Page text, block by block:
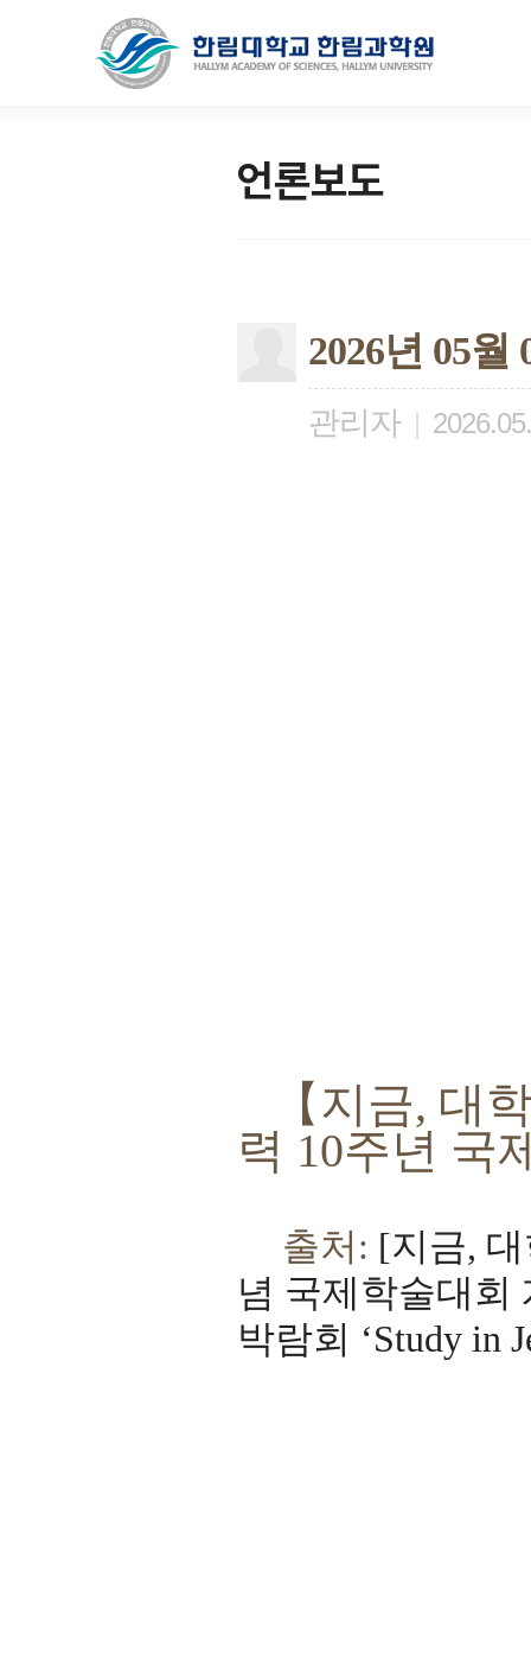
언론보도
2026년 05
관리자 |
【지금, 대
력 10주년 국
출처: [지금,
념 국제학술대회
박람회 ‘Study in